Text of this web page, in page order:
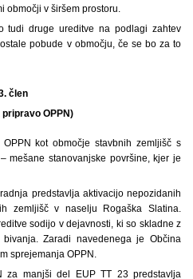
območji v širšem prostoru.
tudi druge ureditve na podlagi zahtev
pobude v območju, če se bo za to
člen
pripravo OPPN)
kot območje stavbnih zemljišč s
mešane stanovanjske površine, kjer je
predstavlja aktivacijo nepozidanih
zemljišč v naselju Rogaška Slatina.
sodijo v dejavnosti, ki so skladne z
Zaradi navedenega je Občina
sprejemanja OPPN.
za manjši del EUP TT 23 predstavlja